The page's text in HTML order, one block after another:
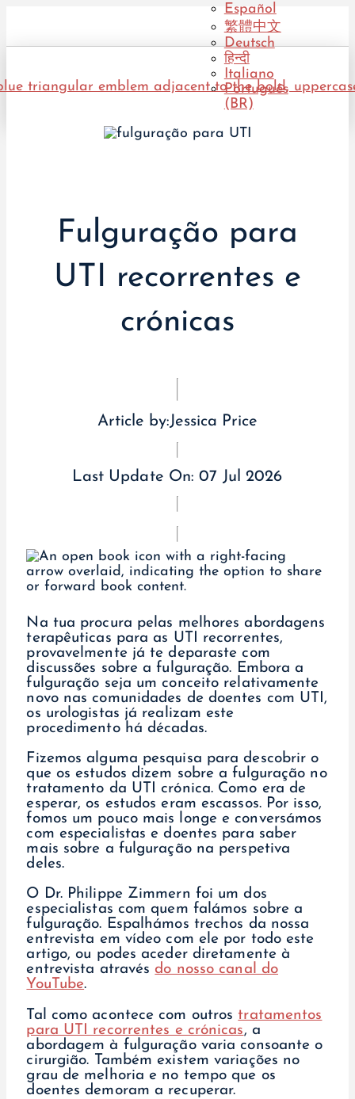
Español
繁體中文
Deutsch
हिन्दी
Italiano
Português
(BR)
Fulguração para
UTI recorrentes e
crónicas
Article by:Jessica Price
Last Update On:07 Jul 2026
Na tua procura pelas melhores abordagens
terapêuticas para as UTI recorrentes,
provavelmente já te deparaste com
discussões sobre a fulguração. Embora a
fulguração seja um conceito relativamente
novo nas comunidades de doentes com UTI,
os urologistas já realizam este
procedimento há décadas.
Fizemos alguma pesquisa para descobrir o
que os estudos dizem sobre a fulguração no
tratamento da UTI crónica. Como era de
esperar, os estudos eram escassos. Por isso,
fomos um pouco mais longe e conversámos
com especialistas e doentes para saber
mais sobre a fulguração na perspetiva
deles.
O Dr. Philippe Zimmern foi um dos
especialistas com quem falámos sobre a
fulguração. Espalhámos trechos da nossa
entrevista em vídeo com ele por todo este
artigo, ou podes aceder diretamente à
entrevista através do nosso canal do
YouTube.
Tal como acontece com outros tratamentos
para UTI recorrentes e crónicas, a
abordagem à fulguração varia consoante o
cirurgião. Também existem variações no
grau de melhoria e no tempo que os
doentes demoram a recuperar.